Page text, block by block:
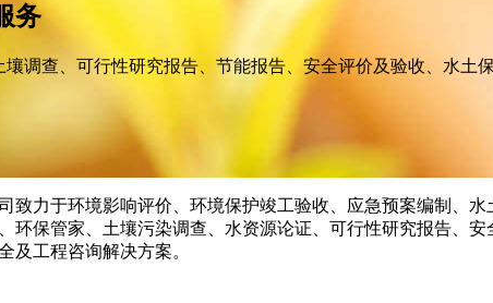
务
调查、可行性研究报告、节能报告、安全评价及验收、水